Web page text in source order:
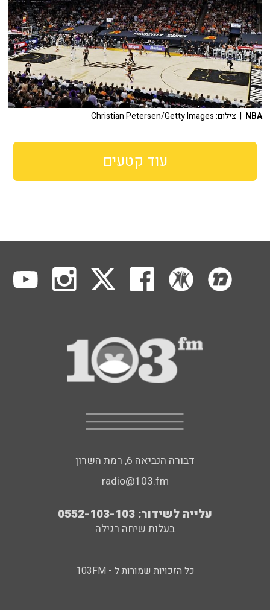
NBA | צילום: Christian Petersen/Getty Images
עוד קטעים
דבורה הנביאה 6, רמת השרון
radio@103.fm
עלייה לשידור: 0552-103-103
בעלות שיחה רגילה
כל הזכויות שמורות ל - 103FM